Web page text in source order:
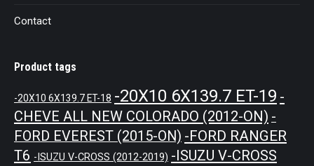
Contact
Product tags
-20X10 6X139.7 ET-18 -20X10 6X139.7 ET-19 -
CHEVE ALL NEW COLORADO (2012-ON) -
FORD EVEREST (2015-ON) -FORD RANGER
T6 -ISUZU V-CROSS (2012-2019) -ISUZU V-CROSS